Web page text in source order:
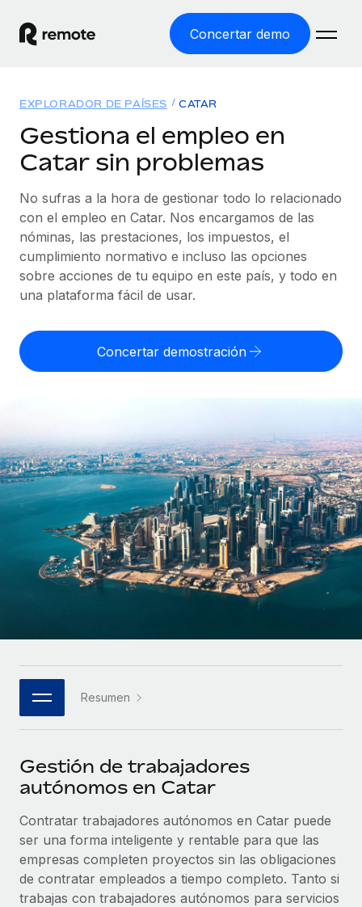
Concertar demo
EMPLEO GLOBAL
Nómina global
Gestiona las nóminas de forma sencilla y conforme a la
legalidad.
Employer of Record
Expándete en todo el mundo sin gastar en entidades.
cumpliendo la normativa.
PEO
Externaliza tareas laborales complejas.
INFRAESTRUCTURA
Conexión Remote
Integra los RR. HH. en tus flujos de trabajo sin
complicaciones.
Conectar
Conecta cualquier herramienta de IA con Remote
Optimiza los procesos con herramientas empresariales
esenciales.
SERVICIOS
Pregunta a un experto
Obtén ayuda de gente experta en RR. HH. globales
Soluciones
COBERTURA MUNDIAL
Explorador de países
Consulta el soporte del empleo global según el país.
Explorador estatal de EE. UU.
Simplifica la contratación en todos los estados de EE.
Comparador de Remote
Compáranos con otras empresas.
Startups
Soluciones ágiles de RR. HH. globales y nóminas para
empresas en crecimiento.
Mediana empresa
Amplía tu equipo con soluciones de RR. HH.
personalizadas.
ASOCIARSE
Socios tecnológicos estratégicos
Integra la gestión de los RR. HH. globales en tu
Asociarse
Descubre oportunidades de colaborar con nosotros.
Remote Build Próximamente
Consultoría de integraciones y automatización con IA.
CASOS PRÁCTICOS
Recursos
HERRAMIENTAS Y CALCULADORAS
Calculadora del riesgo de clasificación errónea
Consulta el riesgo de clasificación errónea por país.
cualquier país.
APRENDIZAJE CON REMOTE
Guías y recursos
Casos prácticos
Glosario de RR. HH.
Biblioteca de descripciones de puestos
Webinarios
Información sobre salarios y talento
Obtén ayuda
Consulta todos los recursos
Precios
English
Deutsch
Español
Português (Portugal)
한국어
中文（简体）
EXPLORADOR DE PAÍSES CATAR
Gestiona el empleo en
Catar sin problemas
No sufras a la hora de gestionar todo lo relacionado
con el empleo en Catar. Nos encargamos de las
nóminas, las prestaciones, los impuestos, el
cumplimiento normativo e incluso las opciones
sobre acciones de tu equipo en este país, y todo en
una plataforma fácil de usar.
Concertar demostración
Resumen
Gestión de trabajadores
autónomos en Catar
Contratar trabajadores autónomos en Catar puede
ser una forma inteligente y rentable para que las
empresas completen proyectos sin las obligaciones
de contratar empleados a tiempo completo. Tanto si
trabajas con trabajadores autónomos para servicios